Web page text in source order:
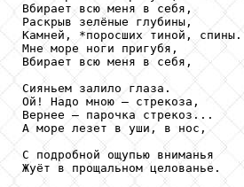
Вбирает всю меня в себя,
Раскрыв зелёные глубины,
Камней, *поросших тиной, спины.
Мне море ноги пригубя,
Вбирает всю меня в себя,
Сияньем залило глаза.
Ой! Надо мною – стрекоза,
Вернее – парочка стрекоз...
А море лезет в уши, в нос,
С подробной ощупью вниманья
Жуёт в прощальном целованье.